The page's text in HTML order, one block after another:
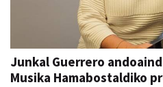
Junkal Guerrero
Musika Hamabostaldiko